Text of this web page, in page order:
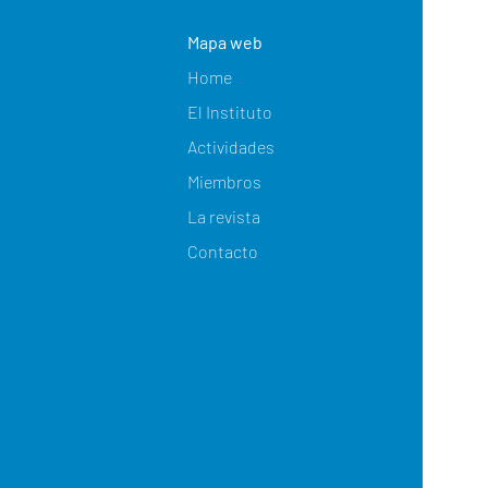
Mapa web
Home
El Instituto
Actividades
Miembros
La revista
Contacto